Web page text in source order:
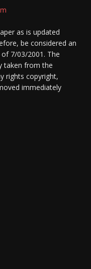
as is updated
be considered an
7/03/2001. The
taken from the
rights copyright,
immediately